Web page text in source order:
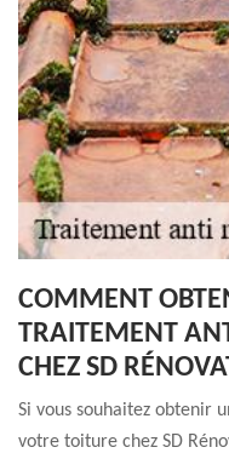
COMMENT
TRAITEMENT
CHEZ SD
Si vous souhaitez obtenir
votre toiture chez SD